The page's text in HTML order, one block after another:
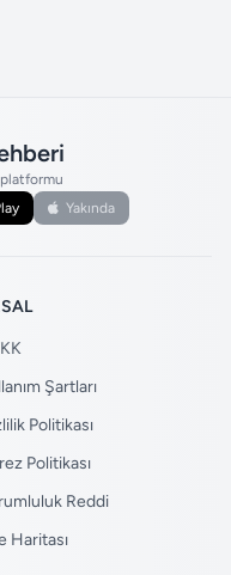
platformu
Yakında
Şartları
Politikası
Politikası
Reddi
Haritası